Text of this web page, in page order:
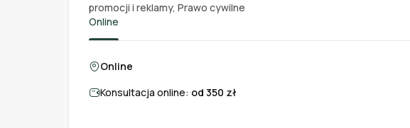
promocji i reklamy, Prawo cywilne
Online
Online
Konsultacja online: od 350 zł